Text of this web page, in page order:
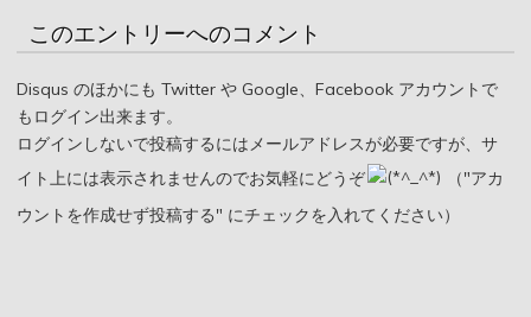
このエントリーへのコメント
Disqus のほかにも Twitter や Google、Facebook アカウントで
もログイン出来ます。
ログインしないで投稿するにはメールアドレスが必要ですが、サ
イト上には表示されませんのでお気軽にどうぞ
（"アカ
ウントを作成せず投稿する" にチェックを入れてください）